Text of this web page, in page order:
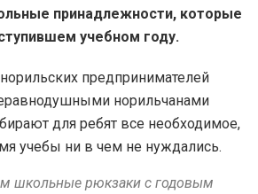
принадлежности, которые
учебном году.
предпринимателей
норильчанами
для ребят все необходимое,
учебы ни в чем не нуждались.
школьные рюкзаки с годовым